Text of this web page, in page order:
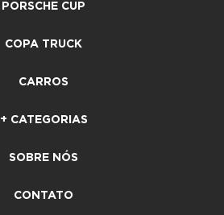
PORSCHE CUP
COPA TRUCK
CARROS
+ CATEGORIAS
SOBRE NÓS
CONTATO